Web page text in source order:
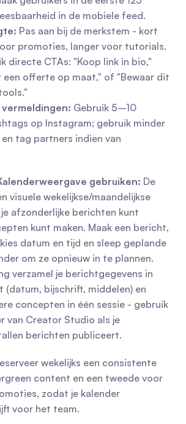
in de mobiele feed.
Pas aan bij de merkstem - kort
promoties, langer voor tutorials.
directe CTAs: "Koop link in bio,"
een offerte op maat," of "Bewaar dit
vermeldingen: Gebruik 5–10
op Instagram; gebruik minder
tag partners indien van
gebruiken: De
visuele wekelijkse/maandelijkse
afzonderlijke berichten kunt
kunt maken. Maak een bericht,
datum en tijd en sleep geplande
om ze opnieuw in te plannen.
verzamel je berichtgegevens in
(datum, bijschrift, middelen) en
concepten in één sessie - gebruik
van Creator Studio als je
berichten publiceert.
wekelijks een consistente
content en een tweede voor
zodat je kalender
voor het team.